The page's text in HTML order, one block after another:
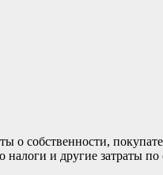
о собственности,
налоги и другие затраты